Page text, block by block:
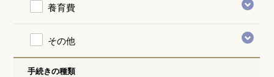
養育費
その他
手続きの種類